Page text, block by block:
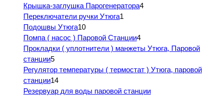
Крышка-заглушка Парогенератора4
Переключатели ручки Утюга1
Подошвы Утюга10
Помпа ( насос ) Паровой Станции4
Прокладки ( уплотнители ) манжеты Утюга, Паровой
станции5
Регулятор температуры ( термостат ) Утюга, паровой
станции14
Резервуар для воды паровой станции